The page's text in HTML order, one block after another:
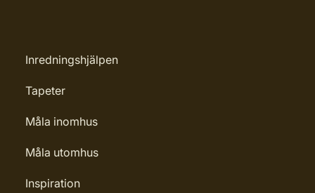
Inredningshjälpen
Tapeter
Måla inomhus
Måla utomhus
Inspiration